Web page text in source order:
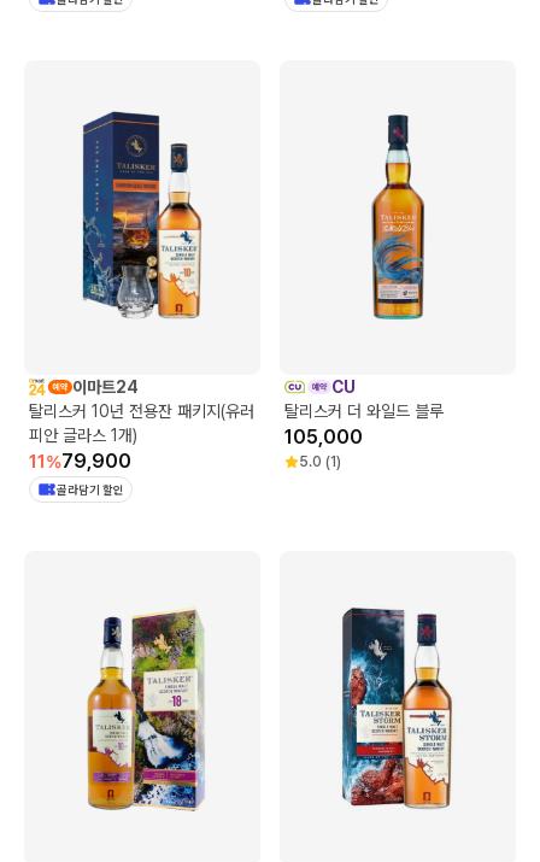
이마트24
탈리스커 10년 전용잔 패키지(유러
피안 글라스 1개)
11 %79,900
골라담기 할인
CU
탈리스커 더 와일드 블루
105,000
5.0 (1)